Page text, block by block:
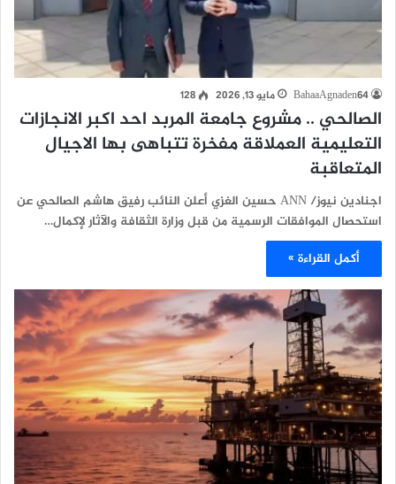
BahaaAgnaden64 مايو 13, 2026 128
الصالحي .. مشروع جامعة المربد احد اكبر الانجازات
التعليمية العملاقة مفخرة تتباهى بها الاجيال
المتعاقبة
اجنادين نيوز/ ANN حسين الغزي أعلن النائب رفيق هاشم الصالحي عن
استحصال الموافقات الرسمية من قبل وزارة الثقافة والآثار لإكمال…
أكمل القراءة »